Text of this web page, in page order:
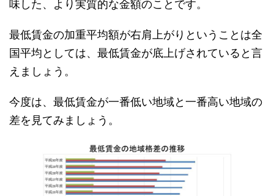
味した、より実質的な金額のことです。
最低賃金の加重平均額が右肩上がりということは全
国平均としては、最低賃金が底上げされていると言
えましょう。
今度は、最低賃金が一番低い地域と一番高い地域の
差を見てみましょう。